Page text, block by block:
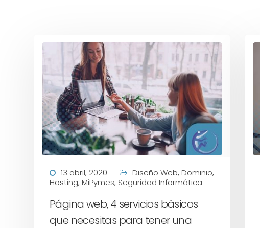
13 abril, 2020 Diseño Web, Dominio,
Hosting, MiPymes, Seguridad Informática
Página web, 4 servicios básicos
que necesitas para tener una